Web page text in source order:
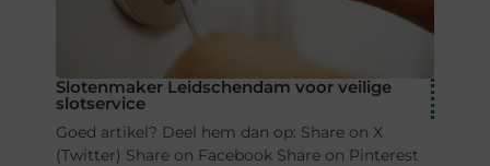
Slotenmaker Leidschendam voor veilige
slotservice
Goed artikel? Deel hem dan op: Share on X
(Twitter) Share on Facebook Share on Pinterest